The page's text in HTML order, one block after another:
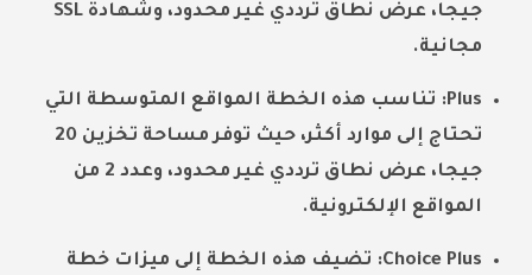
جيجا، عرض نطاق ترددي غير محدود، وشهادة SSL
مجانية.
Plus: تناسب هذه الخطة المواقع المتوسطة التي
تحتاج إلى موارد أكثر، حيث توفر مساحة تخزين 20
جيجا، عرض نطاق ترددي غير محدود، وعدد 2 من
المواقع الإلكترونية.
Choice Plus: تضيف هذه الخطة إلى ميزات خطة